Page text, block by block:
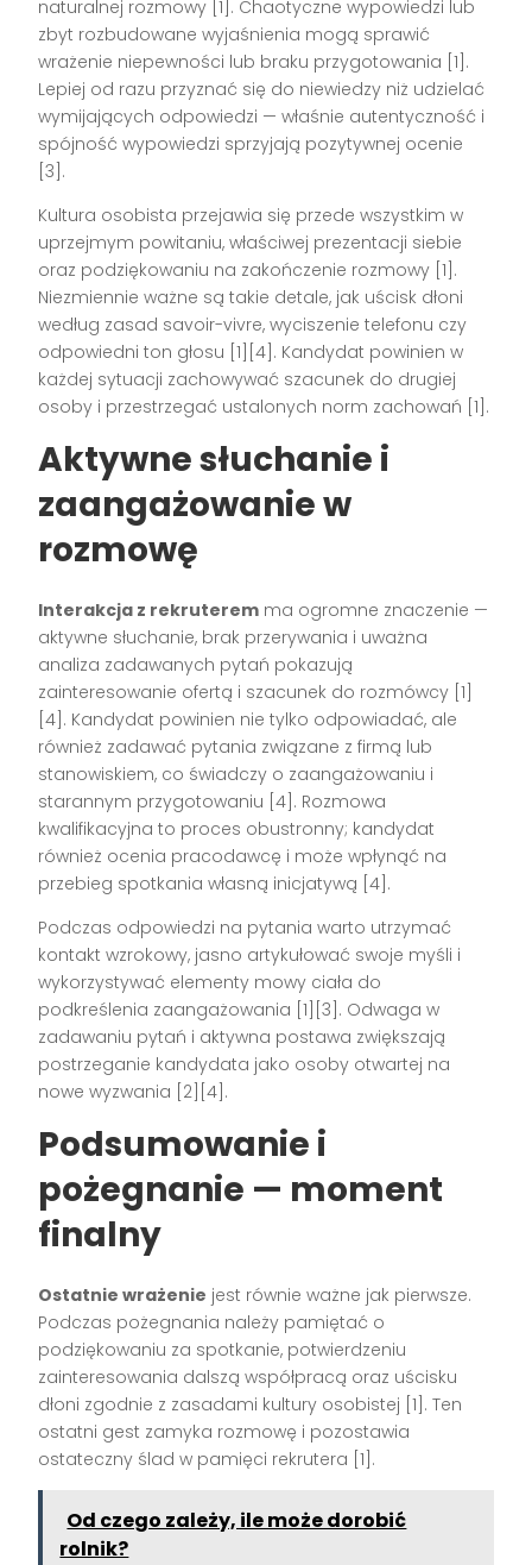
naturalnej rozmowy [1] . Chaotyczne wypowiedzi lub
zbyt rozbudowane wyjaśnienia mogą sprawić
wrażenie niepewności lub braku przygotowania [1] .
Lepiej od razu przyznać się do niewiedzy niż udzielać
wymijających odpowiedzi — właśnie autentyczność i
spójność wypowiedzi sprzyjają pozytywnej ocenie
[3] .
Kultura osobista przejawia się przede wszystkim w
uprzejmym powitaniu, właściwej prezentacji siebie
oraz podziękowaniu na zakończenie rozmowy [1] .
Niezmiennie ważne są takie detale, jak uścisk dłoni
według zasad savoir-vivre, wyciszenie telefonu czy
odpowiedni ton głosu [1][4] . Kandydat powinien w
każdej sytuacji zachowywać szacunek do drugiej
osoby i przestrzegać ustalonych norm zachowań [1] .
Aktywne słuchanie i
zaangażowanie w
rozmowę
Interakcja z rekruterem ma ogromne znaczenie —
aktywne słuchanie, brak przerywania i uważna
analiza zadawanych pytań pokazują
zainteresowanie ofertą i szacunek do rozmówcy [1]
[4] . Kandydat powinien nie tylko odpowiadać, ale
również zadawać pytania związane z firmą lub
stanowiskiem, co świadczy o zaangażowaniu i
starannym przygotowaniu [4] . Rozmowa
kwalifikacyjna to proces obustronny; kandydat
również ocenia pracodawcę i może wpłynąć na
przebieg spotkania własną inicjatywą [4] .
Podczas odpowiedzi na pytania warto utrzymać
kontakt wzrokowy, jasno artykułować swoje myśli i
wykorzystywać elementy mowy ciała do
podkreślenia zaangażowania [1][3] . Odwaga w
zadawaniu pytań i aktywna postawa zwiększają
postrzeganie kandydata jako osoby otwartej na
nowe wyzwania [2][4] .
Podsumowanie i
pożegnanie — moment
finalny
Ostatnie wrażenie jest równie ważne jak pierwsze.
Podczas pożegnania należy pamiętać o
podziękowaniu za spotkanie, potwierdzeniu
zainteresowania dalszą współpracą oraz uścisku
dłoni zgodnie z zasadami kultury osobistej [1] . Ten
ostatni gest zamyka rozmowę i pozostawia
ostateczny ślad w pamięci rekrutera [1] .
Od czego zależy, ile może dorobić
rolnik?